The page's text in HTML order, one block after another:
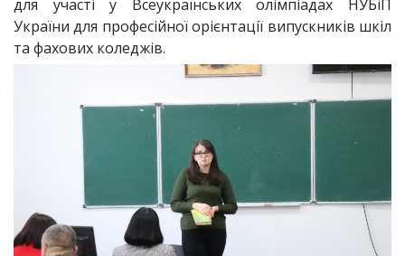
для участі у Всеукраїнських олімпіадах НУБіП
України для професійної орієнтації випускників шкіл
та фахових коледжів.